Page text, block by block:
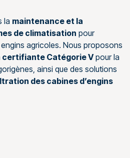
la maintenance et la
de climatisation pour
agricoles. Nous proposons
Catégorie Vpour la
ainsi que des solutions
des cabines d’engins